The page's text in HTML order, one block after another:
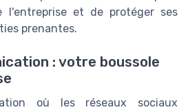
l'entreprise et de protéger ses
prenantes.
: votre boussole
où les réseaux sociaux